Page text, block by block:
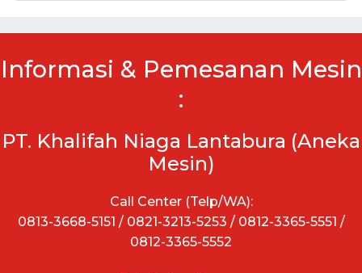
Informasi & Pemesanan Mesin
:
PT. Khalifah Niaga Lantabura (Aneka
Mesin)
Call Center (Telp/WA):
0813-3668-5151 / 0821-3213-5253 / 0812-3365-5551 /
0812-3365-5552